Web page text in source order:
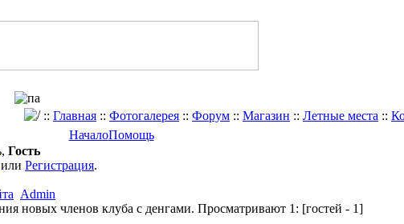
:: Главная :: Фотогалерея :: Форум :: Магазин :: Летные места ::
НачалоПомощь
Гость
или Регистрация.
Admin
новых членов клуба с денгами. Просматривают 1: [гостей - 1]